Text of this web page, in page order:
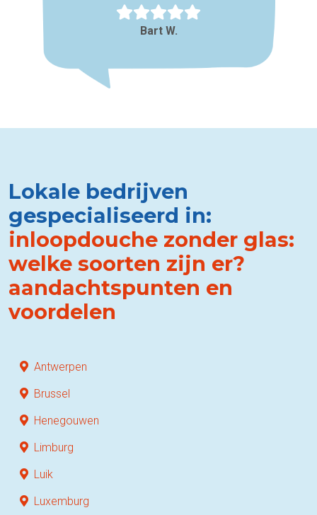
Bart W.
Lokale bedrijven
gespecialiseerd in:
inloopdouche zonder glas:
welke soorten zijn er?
aandachtspunten en
voordelen
Antwerpen
Brussel
Henegouwen
Limburg
Luik
Luxemburg